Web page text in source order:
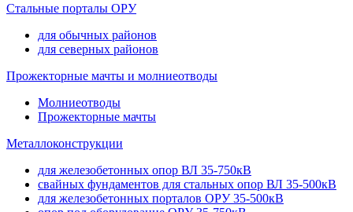
Стальные порталы ОРУ
для обычных районов
для северных районов
Прожекторные мачты и молниеотводы
Молниеотводы
Прожекторные мачты
Металлоконструкции
для железобетонных опор ВЛ 35-750кВ
свайных фундаментов для стальных опор ВЛ 35-500кВ
для железобетонных порталов ОРУ 35-500кВ